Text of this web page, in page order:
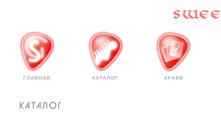
ГЛАВНАЯ КАТАЛОГ АРХИВ